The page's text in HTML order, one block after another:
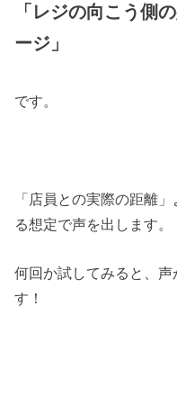
「レジの向こう側
ージ」
です。
「店員との実際の距離」
る想定で声を出します。
何回か試してみると、
す！